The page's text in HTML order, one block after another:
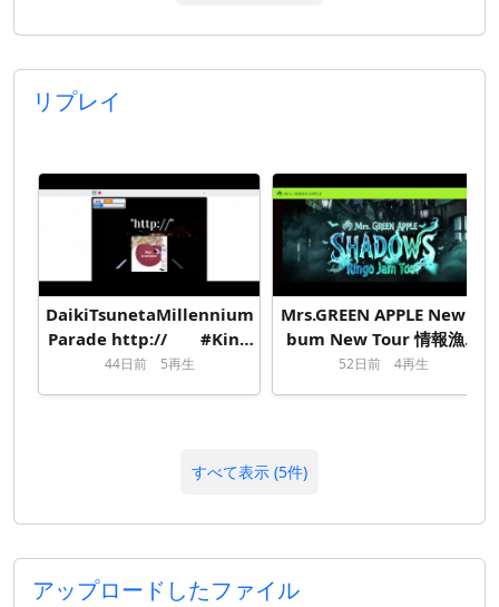
リプレイ
DaikiTsunetaMillennium
Parade http:// #King
Gnu
44日前5再生
Mrs.GREEN APPLE New Al
bum New Tour 情報漁り
のリプレイ
52日前4再生
すべて表示 (5件)
アップロードしたファイル